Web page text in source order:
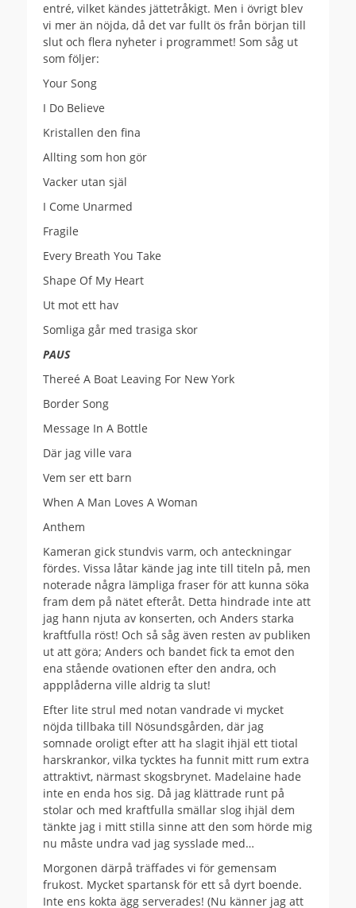
entré, vilket kändes jättetråkigt. Men i övrigt blev
vi mer än nöjda, då det var fullt ös från början till
slut och flera nyheter i programmet! Som såg ut
som följer:
Your Song
I Do Believe
Kristallen den fina
Allting som hon gör
Vacker utan själ
I Come Unarmed
Fragile
Every Breath You Take
Shape Of My Heart
Ut mot ett hav
Somliga går med trasiga skor
PAUS
Thereé A Boat Leaving For New York
Border Song
Message In A Bottle
Där jag ville vara
Vem ser ett barn
When A Man Loves A Woman
Anthem
Kameran gick stundvis varm, och anteckningar
fördes. Vissa låtar kände jag inte till titeln på, men
noterade några lämpliga fraser för att kunna söka
fram dem på nätet efteråt. Detta hindrade inte att
jag hann njuta av konserten, och Anders starka
kraftfulla röst! Och så såg även resten av publiken
ut att göra; Anders och bandet fick ta emot den
ena stående ovationen efter den andra, och
appplåderna ville aldrig ta slut!
Efter lite strul med notan vandrade vi mycket
nöjda tillbaka till Nösundsgården, där jag
somnade oroligt efter att ha slagit ihjäl ett tiotal
harskrankor, vilka tycktes ha funnit mitt rum extra
attraktivt, närmast skogsbrynet. Madelaine hade
inte en enda hos sig. Då jag klättrade runt på
stolar och med kraftfulla smällar slog ihjäl dem
tänkte jag i mitt stilla sinne att den som hörde mig
nu måste undra vad jag sysslade med…
Morgonen därpå träffades vi för gemensam
frukost. Mycket spartansk för ett så dyrt boende.
Inte ens kokta ägg serverades! (Nu känner jag att